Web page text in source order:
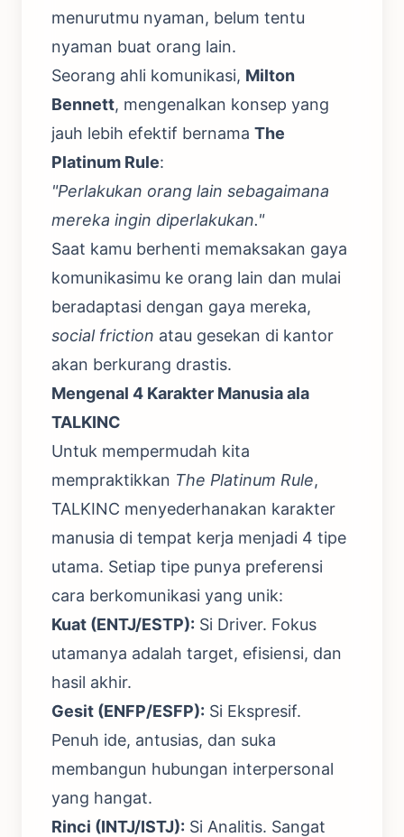
menurutmu nyaman, belum tentu
nyaman buat orang lain.
Seorang ahli komunikasi, Milton
Bennett, mengenalkan konsep yang
jauh lebih efektif bernama The
Platinum Rule:
"Perlakukan orang lain sebagaimana
mereka ingin diperlakukan."
Saat kamu berhenti memaksakan gaya
komunikasimu ke orang lain dan mulai
beradaptasi dengan gaya mereka,
social friction atau gesekan di kantor
akan berkurang drastis.
Mengenal 4 Karakter Manusia ala
TALKINC
Untuk mempermudah kita
mempraktikkan The Platinum Rule,
TALKINC menyederhanakan karakter
manusia di tempat kerja menjadi 4 tipe
utama. Setiap tipe punya preferensi
cara berkomunikasi yang unik:
Kuat (ENTJ/ESTP): Si Driver. Fokus
utamanya adalah target, efisiensi, dan
hasil akhir.
Gesit (ENFP/ESFP): Si Ekspresif.
Penuh ide, antusias, dan suka
membangun hubungan interpersonal
yang hangat.
Rinci (INTJ/ISTJ): Si Analitis. Sangat